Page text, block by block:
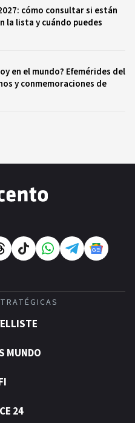
cómo consultar si están
la lista y cuándo puedes
en el mundo? Efemérides del
y conmemoraciones de
MUNDO
24